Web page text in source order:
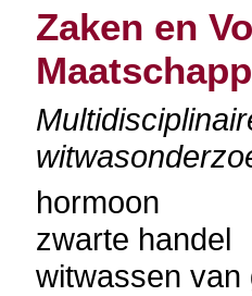
Zaken en
hormoon
zwarte handel
witwassen van